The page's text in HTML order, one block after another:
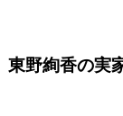
東野絢香の実